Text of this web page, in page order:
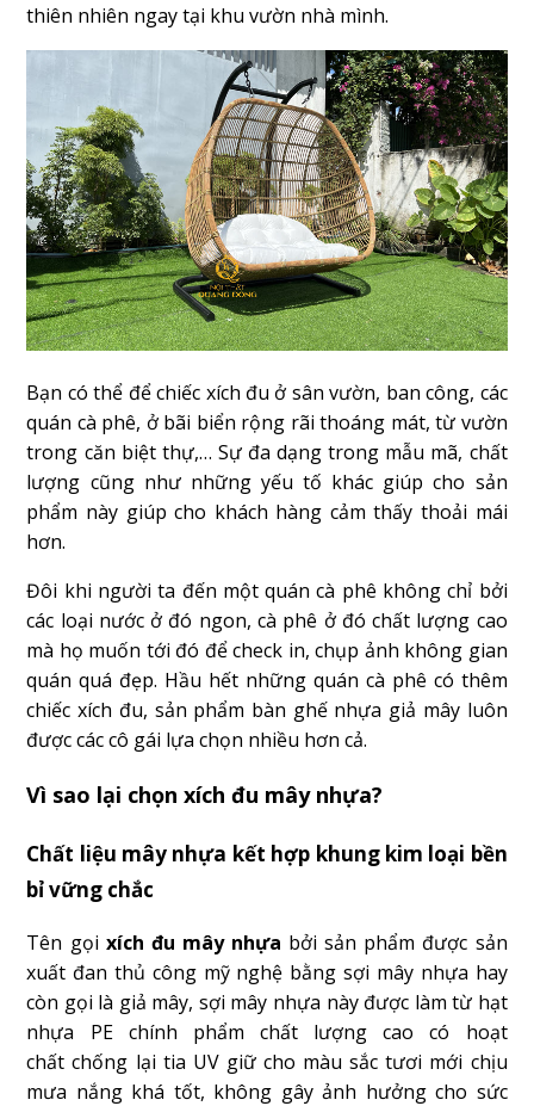
thiên nhiên ngay tại khu vườn nhà mình.
Bạn có thể để chiếc xích đu ở sân vườn, ban công, các
quán cà phê, ở bãi biển rộng rãi thoáng mát, từ vườn
trong căn biệt thự,… Sự đa dạng trong mẫu mã, chất
lượng cũng như những yếu tố khác giúp cho sản
phẩm này giúp cho khách hàng cảm thấy thoải mái
hơn.
Đôi khi người ta đến một quán cà phê không chỉ bởi
các loại nước ở đó ngon, cà phê ở đó chất lượng cao
mà họ muốn tới đó để check in, chụp ảnh không gian
quán quá đẹp. Hầu hết những quán cà phê có thêm
chiếc xích đu, sản phẩm bàn ghế nhựa giả mây luôn
được các cô gái lựa chọn nhiều hơn cả.
Vì sao lại chọn xích đu mây nhựa?
Chất liệu mây nhựa kết hợp khung kim loại bền
bỉ vững chắc
Tên gọi xích đu mây nhựa bởi sản phẩm được sản
xuất đan thủ công mỹ nghệ bằng sợi mây nhựa hay
còn gọi là giả mây, sợi mây nhựa này được làm từ hạt
nhựa PE chính phẩm chất lượng cao có hoạt
chất chống lại tia UV giữ cho màu sắc tươi mới chịu
mưa nắng khá tốt, không gây ảnh hưởng cho sức